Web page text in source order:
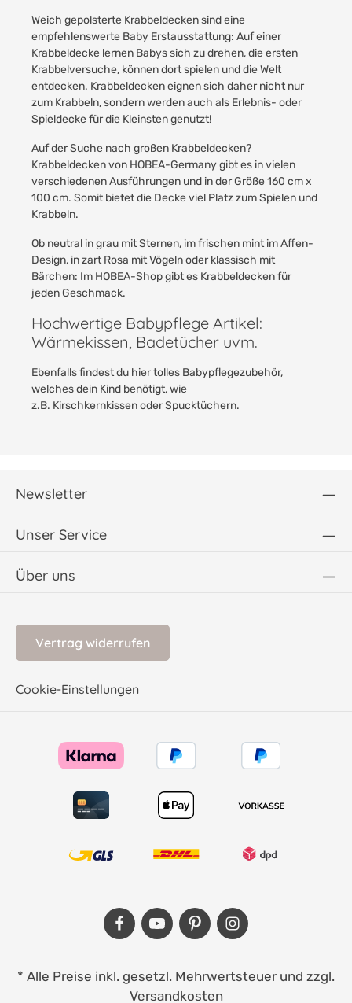
Weich gepolsterte Krabbeldecken sind eine
empfehlenswerte Baby Erstausstattung: Auf einer
Krabbeldecke lernen Babys sich zu drehen, die ersten
Krabbelversuche, können dort spielen und die Welt
entdecken. Krabbeldecken eignen sich daher nicht nur
zum Krabbeln, sondern werden auch als Erlebnis- oder
Spieldecke für die Kleinsten genutzt!
Auf der Suche nach großen Krabbeldecken?
Krabbeldecken von HOBEA-Germany gibt es in vielen
verschiedenen Ausführungen und in der Größe 160 cm x
100 cm. Somit bietet die Decke viel Platz zum Spielen und
Krabbeln.
Ob neutral in grau mit Sternen, im frischen mint im Affen-
Design, in zart Rosa mit Vögeln oder klassisch mit
Bärchen: Im HOBEA-Shop gibt es Krabbeldecken für
jeden Geschmack.
Hochwertige Babypflege Artikel:
Wärmekissen, Badetücher uvm.
Ebenfalls findest du hier tolles Babypflegezubehör,
welches dein Kind benötigt, wie
z.B. KirschkernkissenoderSpucktüchern.
Newsletter
Unser Service
Über uns
Vertrag widerrufen
Cookie-Einstellungen
* Alle Preise inkl. gesetzl. Mehrwertsteuer und zzgl.
Versandkosten